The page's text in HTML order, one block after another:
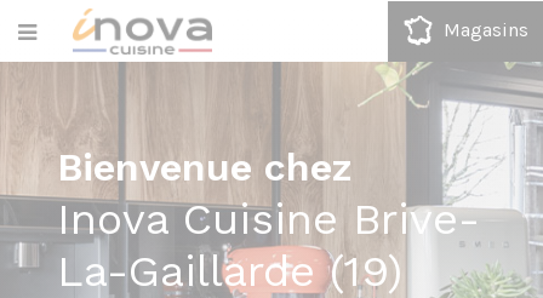
Magasins
Bienvenue chez
Inova Cuisine Brive-
La-Gaillarde (19)